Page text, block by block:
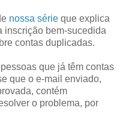
nossa série que explica
inscrição bem-sucedida
contas duplicadas.
que já têm contas
que o e-mail enviado,
contém
o problema, por